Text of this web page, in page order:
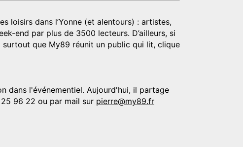
loisirs dans l’Yonne (et alentours) : artistes,
end par plus de 3500 lecteurs. D’ailleurs, si
que My89 réunit un public qui lit, clique
dans l'événementiel. Aujourd'hui, il partage
96 22 ou par mail sur pierre@my89.fr